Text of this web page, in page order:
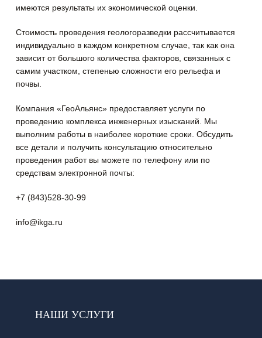
имеются результаты их экономической оценки.
Стоимость проведения геологоразведки рассчитывается
индивидуально в каждом конкретном случае, так как она
зависит от большого количества факторов, связанных с
самим участком, степенью сложности его рельефа и
почвы.
Компания «ГеоАльянс» предоставляет услуги по
проведению комплекса инженерных изысканий. Мы
выполним работы в наиболее короткие сроки. Обсудить
все детали и получить консультацию относительно
проведения работ вы можете по телефону или по
средствам электронной почты:
+7 (843)528-30-99
info@ikga.ru
НАШИ УСЛУГИ